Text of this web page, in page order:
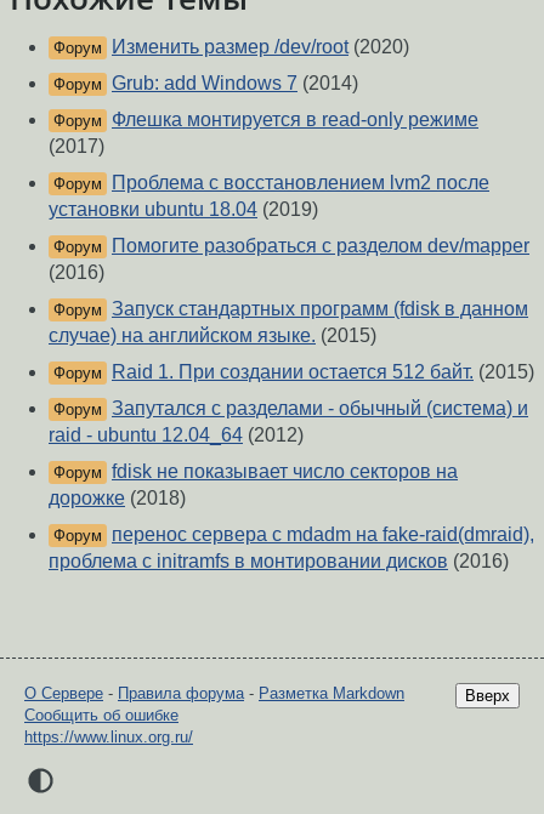
Форум Изменить размер /dev/root(2020)
Форум Grub: add Windows 7 (2014)
Форум
Флешка монтируется в read-only режиме
(2017)
Форум
Проблема с восстановлением lvm2 после
установки ubuntu 18.04 (2019)
Форум
Помогите разобраться с разделом dev/mapper
(2016)
Форум Запуск стандартных программ (fdisk в данном
случае) на английском языке. (2015)
Форум Raid 1. При создании остается 512 байт. (2015)
Форум Запутался с разделами - обычный (система) и
raid - ubuntu 12.04_64 (2012)
Форум fdisk не показывает число секторов на
дорожке (2018)
Форум
перенос сервера с mdadm на fake-raid(dmraid),
проблема с initramfs в монтировании дисков (2016)
Вверх
О Сервере - Правила форума- Разметка Markdown
Сообщить об ошибке
https://www.linux.org.ru/